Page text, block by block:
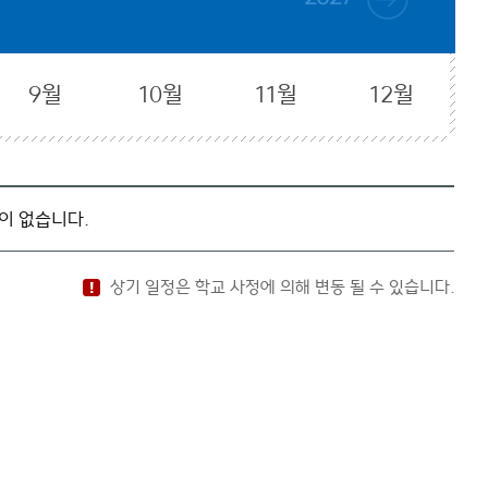
9월 10월 11월 12월
없습니다.
상기 일정은 학교 사정에 의해 변동 될 수 있습니다.